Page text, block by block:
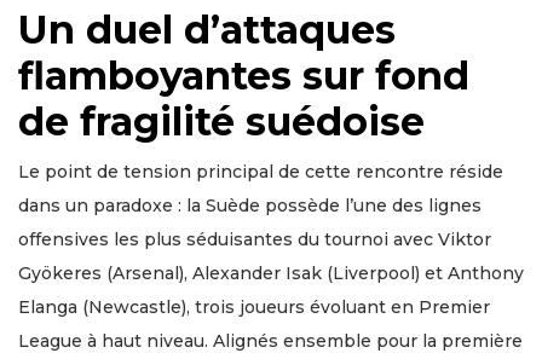
Un duel d’attaques
flamboyantes sur fond
de fragilité suédoise
Le point de tension principal de cette rencontre réside
dans un paradoxe : la Suède possède l’une des lignes
offensives les plus séduisantes du tournoi avec Viktor
Gyökeres (Arsenal), Alexander Isak (Liverpool) et Anthony
Elanga (Newcastle), trois joueurs évoluant en Premier
League à haut niveau. Alignés ensemble pour la première